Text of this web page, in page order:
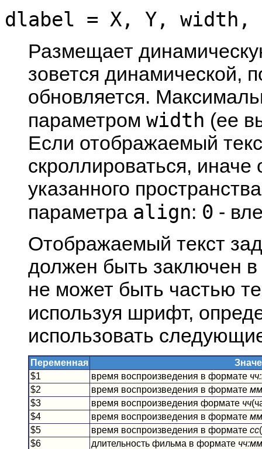
dlabel = X, Y,
Размещает
зовется динамической,
обновляется.
параметром width (ее
Если отображаемый
скроллироваться,
указанного
параметра align: 0 -
Отображаемый текст
должен быть заключен
не может быть частью
используя шрифт,
использовать
Переменная
$1
время воспроизведения в формате
$2
время воспроизведения в формате
$3
время воспроизведения формате чч
$4
время воспроизведения в формате мм
$5
время воспроизведения в формате сс
$6
длительность фильма в формате